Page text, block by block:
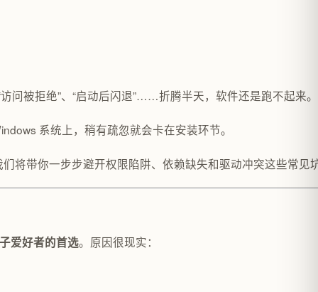
被拒绝”、“启动后闪退”……折腾半天，软件还是跑不起来。
系统上，稍有疏忽就会卡在安装环节。
们将带你一步步避开权限陷阱、依赖缺失和驱动冲突这些常
爱好者的首选。原因很现实：